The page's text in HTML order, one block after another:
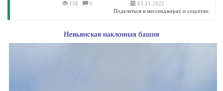
158 0
03.11.2022
Поделиться в мессенджерах и соцсетях:
Невьянская наклонная башня